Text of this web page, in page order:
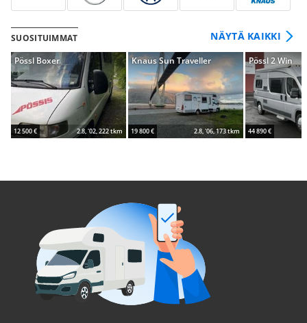
SUOSITUIMMAT NÄYTÄ KAIKKI
Pössl Boxer
12 500 € 2.8, '02, 222 tkm
Knaus Sun Traveller
19 800 € 2.8, '06, 173 tkm
Pössl 2 Win
44 890 €